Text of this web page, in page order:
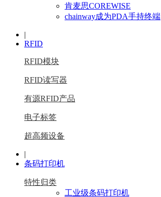
肯麦思COREWISE
chainway成为PDA手持终端
|
RFID
RFID模块
RFID读写器
有源RFID产品
电子标签
超高频设备
|
条码打印机
特性归类
工业级条码打印机